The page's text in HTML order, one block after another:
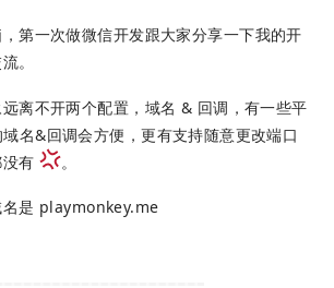
第一次做微信开发跟大家分享一下我的开
。
离不开两个配置，域名 & 回调，有一些平
名&回调会方便，更有支持随意更改端口
没有
。
名是 playmonkey.me